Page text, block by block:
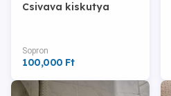
Csivava kiskutya
Sopron
100,000 Ft